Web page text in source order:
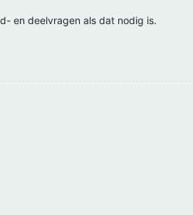
en deelvragen als dat nodig is.